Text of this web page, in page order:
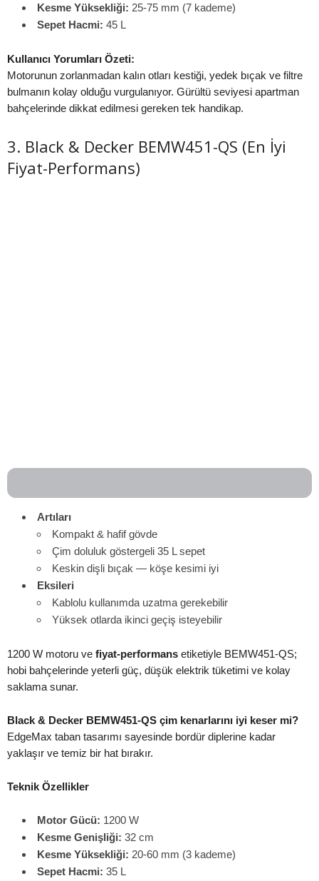
Kesme Yüksekliği: 25-75 mm (7 kademe)
Sepet Hacmi: 45 L
Kullanıcı Yorumları Özeti:
Motorunun zorlanmadan kalın otları kestiği, yedek bıçak ve filtre
bulmanın kolay olduğu vurgulanıyor. Gürültü seviyesi apartman
bahçelerinde dikkat edilmesi gereken tek handikap.
3. Black & Decker BEMW451-QS (En İyi
Fiyat-Performans)
Artıları
Kompakt & hafif gövde
Çim doluluk göstergeli 35 L sepet
Keskin dişli bıçak — köşe kesimi iyi
Eksileri
Kablolu kullanımda uzatma gerekebilir
Yüksek otlarda ikinci geçiş isteyebilir
1200 W motoru ve fiyat-performans etiketiyle BEMW451-QS;
hobi bahçelerinde yeterli güç, düşük elektrik tüketimi ve kolay
saklama sunar.
Black & Decker BEMW451-QS çim kenarlarını iyi keser mi?
EdgeMax taban tasarımı sayesinde bordür diplerine kadar
yaklaşır ve temiz bir hat bırakır.
Teknik Özellikler
Motor Gücü: 1200 W
Kesme Genişliği: 32 cm
Kesme Yüksekliği: 20-60 mm (3 kademe)
Sepet Hacmi: 35 L